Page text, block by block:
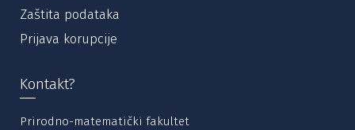
Zaštita podataka
Prijava korupcije
Kontakt?
Prirodno-matematički fakultet